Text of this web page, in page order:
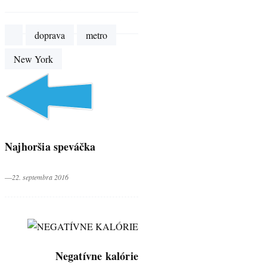
doprava
metro
New York
Najhoršia speváčka
―22. septembra 2016
Negatívne kalórie